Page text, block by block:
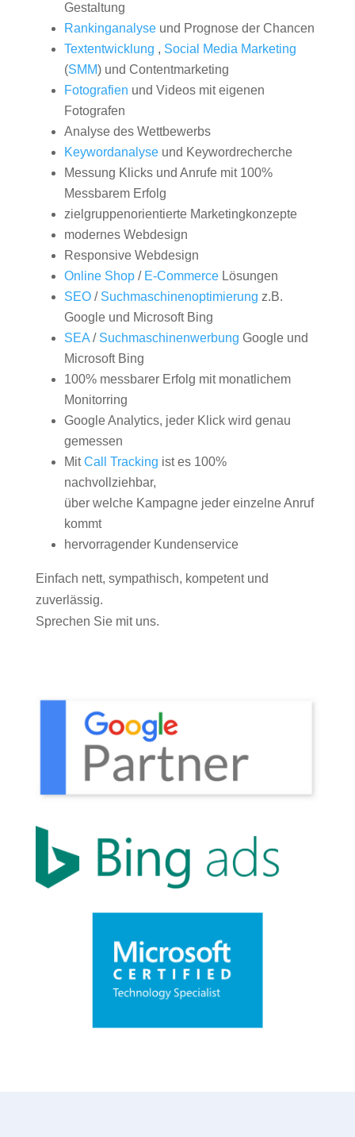
Gestaltung
Rankinganalyseund Prognose der Chancen
Textentwicklung , Social Media Marketing
(SMM) und Contentmarketing
Fotografien und Videos mit eigenen
Fotografen
Analyse des Wettbewerbs
Keywordanalyseund Keywordrecherche
Messung Klicks und Anrufe mit 100%
Messbarem Erfolg
zielgruppenorientierte Marketingkonzepte
modernes Webdesign
Responsive Webdesign
Online Shop/ E-CommerceLösungen
SEO/ Suchmaschinenoptimierung z.B.
Google und Microsoft Bing
SEA/ Suchmaschinenwerbung Google und
Microsoft Bing
100% messbarer Erfolg mit monatlichem
Monitorring
Google Analytics, jeder Klick wird genau
gemessen
MitCall Tracking ist es 100%
nachvollziehbar,
über welche Kampagne jeder einzelne Anruf
kommt
hervorragender Kundenservice
Einfach nett, sympathisch, kompetent und
zuverlässig.
Sprechen Sie mit uns.